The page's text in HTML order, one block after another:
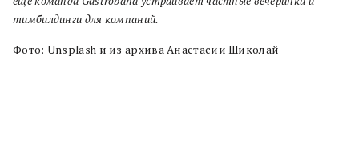
тимбилдинги для компаний.
Фото: Unsplash и из архива Анастасии Шиколай